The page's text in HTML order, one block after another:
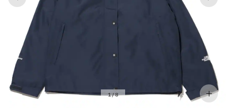
その他
アディダス ピックアップ
すべてのシューズ
ライフスタイルランニング
アンダーウェア
水着
その他
ウエストバッグ
その他
すべてのバッグ
すべてのアクセサリー
その他
アディダス ピックアップ
すべてのシューズ
ライフスタイルランニング
スカート
ソックス
アンダーウェア
その他
ウエストバッグ
その他
すべてのバッグ
すべてのアクセサリー
1/8